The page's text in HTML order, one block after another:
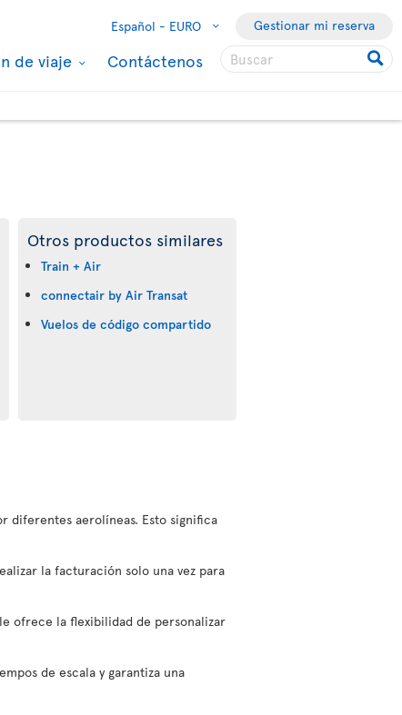
Español - EURO Gestionar mi reserva
de viaje Contáctenos
Otros productos similares
Train + Air
connectair by Air Transat
Vuelos de código compartido
diferentes aerolíneas. Esto significa
la facturación solo una vez para
ofrece la flexibilidad de personalizar
de escala y garantiza una